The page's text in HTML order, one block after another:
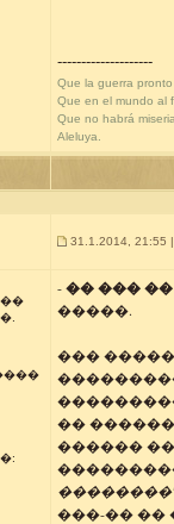
--------------------
Que la guerra
Que en el mundo al
Que no habrá
Aleluya.
31.1.2014, 21:55 |
-�� ���
�����.
���
��
������
���-�� ��